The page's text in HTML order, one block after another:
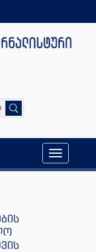
Toggle
navigation